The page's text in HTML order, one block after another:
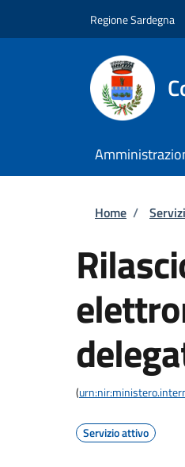
Regione Sardegna
Home / Servizi
(
Servizio attivo